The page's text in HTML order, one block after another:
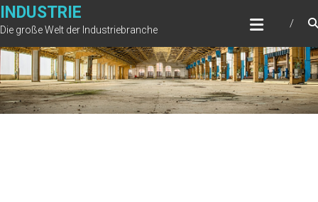
Zum
Inhalt
springen
INDUSTRIE
Die große Welt der Industriebranche